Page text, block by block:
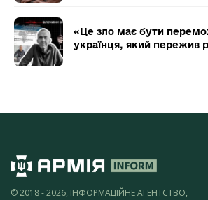
«Це зло має бути
українця, який пережив
© 2018 - 2026, ІНФОРМАЦІЙНЕ АГЕНТСТВО,